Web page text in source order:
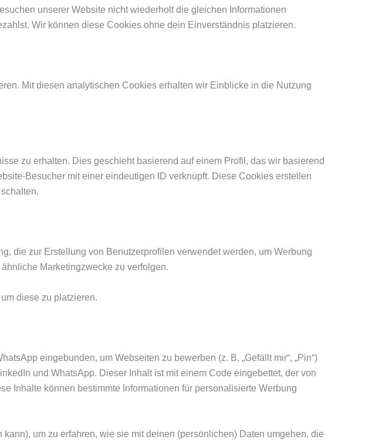
unserer Website nicht wiederholt die gleichen Informationen
Wir können diese Cookies ohne dein Einverständnis platzieren.
Mit diesen analytischen Cookies erhalten wir Einblicke in die Nutzung
zu erhalten. Dies geschieht basierend auf einem Profil, das wir basierend
Besucher mit einer eindeutigen ID verknüpft. Diese Cookies erstellen
die zur Erstellung von Benutzerprofilen verwendet werden, um Werbung
Marketingzwecke zu verfolgen.
diese zu platzieren.
eingebunden, um Webseiten zu bewerben (z. B. „Gefällt mir“, „Pin“)
und WhatsApp. Dieser Inhalt ist mit einem Code eingebettet, der von
Inhalte können bestimmte Informationen für personalisierte Werbung
um zu erfahren, wie sie mit deinen (persönlichen) Daten umgehen, die